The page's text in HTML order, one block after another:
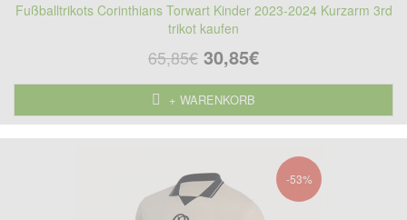
Fußballtrikots Corinthians Torwart Kinder 2023-2024 Kurzarm 3rd
trikot kaufen
65,85€ 30,85€
+ WARENKORB
-53%